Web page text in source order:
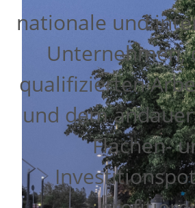
nationale und
Unternehmen,
qualifizierten
und dem
Flächen-